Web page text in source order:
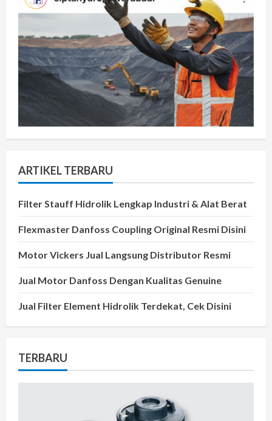
ARTIKEL TERBARU
Filter Stauff Hidrolik Lengkap Industri & Alat Berat
Flexmaster Danfoss Coupling Original Resmi Disini
Motor Vickers Jual Langsung Distributor Resmi
Jual Motor Danfoss Dengan Kualitas Genuine
Jual Filter Element Hidrolik Terdekat, Cek Disini
TERBARU